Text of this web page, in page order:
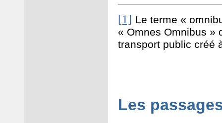
[1] Le terme «
« Omnes Omnibus »
transport public créé
Les